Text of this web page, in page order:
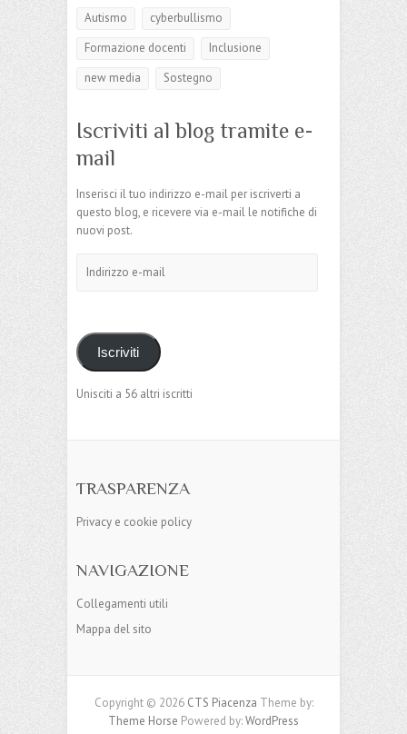
Autismo
cyberbullismo
Formazione docenti
Inclusione
new media
Sostegno
Iscriviti al blog tramite e-
mail
Inserisci il tuo indirizzo e-mail per iscriverti a
questo blog, e ricevere via e-mail le notifiche di
nuovi post.
Iscriviti
Unisciti a 56 altri iscritti
TRASPARENZA
Privacy e cookie policy
NAVIGAZIONE
Collegamenti utili
Mappa del sito
Copyright © 2026 CTS Piacenza Theme by:
Theme Horse Powered by:WordPress